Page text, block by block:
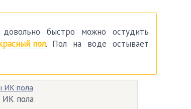
быстро можно остудить
пол. Пол на воде остывает
ИК пола